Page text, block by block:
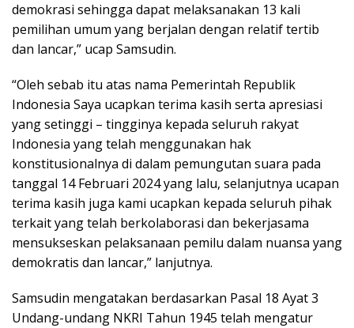
demokrasi sehingga dapat melaksanakan 13 kali
pemilihan umum yang berjalan dengan relatif tertib
dan lancar,” ucap Samsudin.
“Oleh sebab itu atas nama Pemerintah Republik
Indonesia Saya ucapkan terima kasih serta apresiasi
yang setinggi – tingginya kepada seluruh rakyat
Indonesia yang telah menggunakan hak
konstitusionalnya di dalam pemungutan suara pada
tanggal 14 Februari 2024 yang lalu, selanjutnya ucapan
terima kasih juga kami ucapkan kepada seluruh pihak
terkait yang telah berkolaborasi dan bekerjasama
mensukseskan pelaksanaan pemilu dalam nuansa yang
demokratis dan lancar,” lanjutnya.
Samsudin mengatakan berdasarkan Pasal 18 Ayat 3
Undang-undang NKRI Tahun 1945 telah mengatur